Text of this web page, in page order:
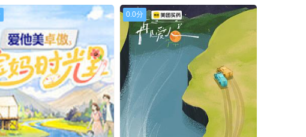
20250919上
20250919下
20250921加更版
20250926上
20250926下
20250926舞台纯享
0.0分